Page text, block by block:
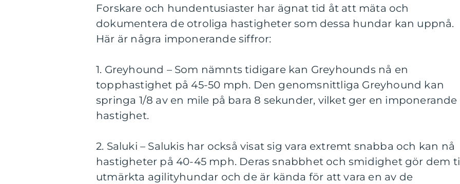
Forskare och hundentusiaster har ägnat tid åt att mäta och
dokumentera de otroliga hastigheter som dessa hundar kan uppnå.
Här är några imponerande siffror:
1. Greyhound – Som nämnts tidigare kan Greyhounds nå en
topphastighet på 45-50 mph. Den genomsnittliga Greyhound kan
springa 1/8 av en mile på bara 8 sekunder, vilket ger en imponerande
hastighet.
2. Saluki – Salukis har också visat sig vara extremt snabba och kan nå
hastigheter på 40-45 mph. Deras snabbhet och smidighet gör dem
utmärkta agilityhundar och de är kända för att vara en av de